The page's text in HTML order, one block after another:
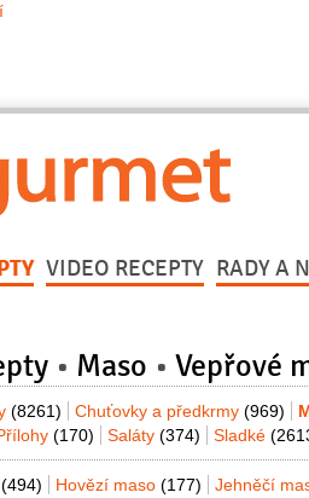
VIDEO RECEPTY RADY A
Maso Vepřové
(8261) Chuťovky a předkrmy (969)
(170) Saláty (374) Sladké
(494) Hovězí maso (177) Jehněčí